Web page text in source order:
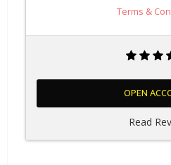
Terms &
OPEN
Read